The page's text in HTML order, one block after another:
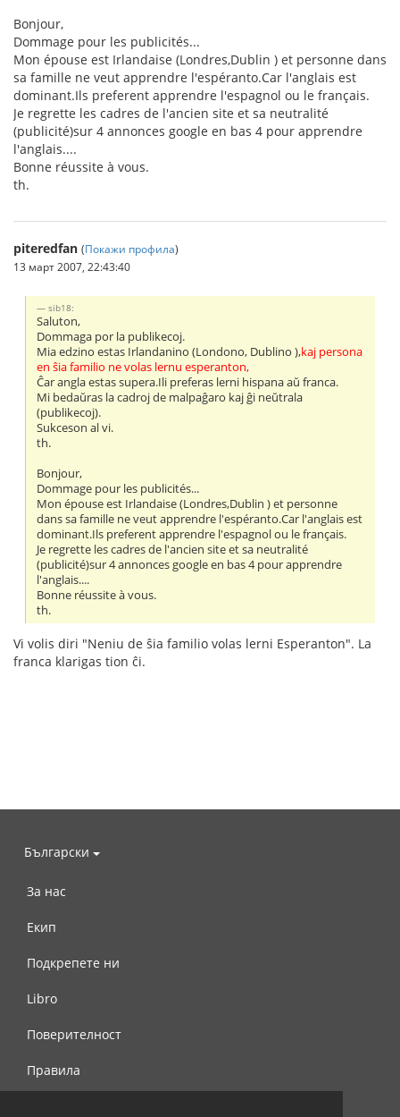
Bonjour,
Dommage pour les publicités...
Mon épouse est Irlandaise (Londres,Dublin ) et personne dans
sa famille ne veut apprendre l'espéranto.Car l'anglais est
dominant.Ils preferent apprendre l'espagnol ou le français.
Je regrette les cadres de l'ancien site et sa neutralité
(publicité)sur 4 annonces google en bas 4 pour apprendre
l'anglais....
Bonne réussite à vous.
th.
piteredfan (Покажи профила)
13 март 2007, 22:43:40
sib18:
Saluton,
Dommaga por la publikecoj.
Mia edzino estas Irlandanino (Londono, Dublino ),kaj persona
en ŝia familio ne volas lernu esperanton,
Ĉar angla estas supera.Ili preferas lerni hispana aŭ franca.
Mi bedaŭras la cadroj de malpaĝaro kaj ĝi neŭtrala
(publikecoj).
Sukceson al vi.
th.
Bonjour,
Dommage pour les publicités...
Mon épouse est Irlandaise (Londres,Dublin ) et personne
dans sa famille ne veut apprendre l'espéranto.Car l'anglais est
dominant.Ils preferent apprendre l'espagnol ou le français.
Je regrette les cadres de l'ancien site et sa neutralité
(publicité)sur 4 annonces google en bas 4 pour apprendre
l'anglais....
Bonne réussite à vous.
th.
Vi volis diri "Neniu de ŝia familio volas lerni Esperanton". La
franca klarigas tion ĉi.
Български
За нас
Екип
Подкрепете ни
Libro
Поверителност
Правила